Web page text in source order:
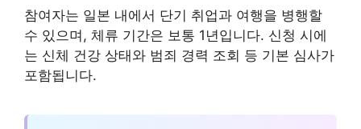
참여자는 일본 내에서 단기 취업과 여행을 병행할
수 있으며, 체류 기간은 보통 1년입니다. 신청 시에
는 신체 건강 상태와 범죄 경력 조회 등 기본 심사가
포함됩니다.